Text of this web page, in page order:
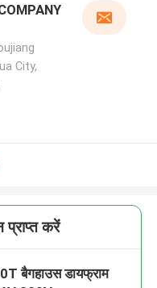
City,
प्राप्त करें
बैगहाउस डायफ्राम